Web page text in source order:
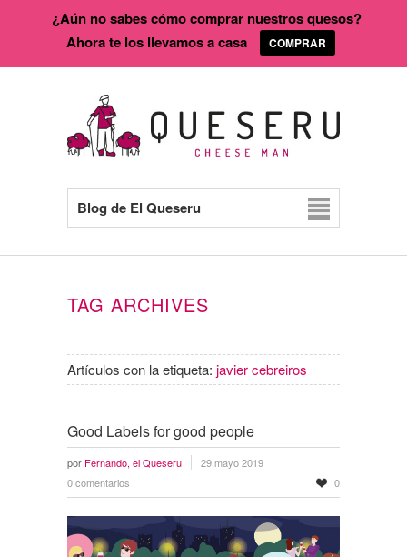
Blog de El Queseru
TAG ARCHIVES
Artículos con la etiqueta: javier cebreiros
Good Labels for good people
por Fernando, el Queseru
29 mayo 2019
0 comentarios
0
¿Aún no sabes cómo comprar nuestros quesos?
Ahora te los llevamos a casa
COMPRAR